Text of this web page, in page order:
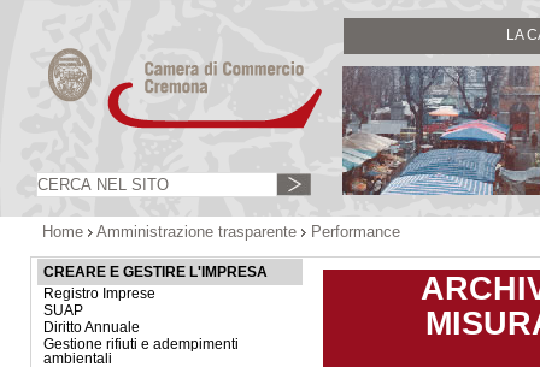
LA
Home Amministrazione trasparente Performance
CREARE E GESTIRE L'IMPRESA
Registro Imprese
SUAP
Diritto Annuale
Gestione rifiuti e adempimenti
ambientali